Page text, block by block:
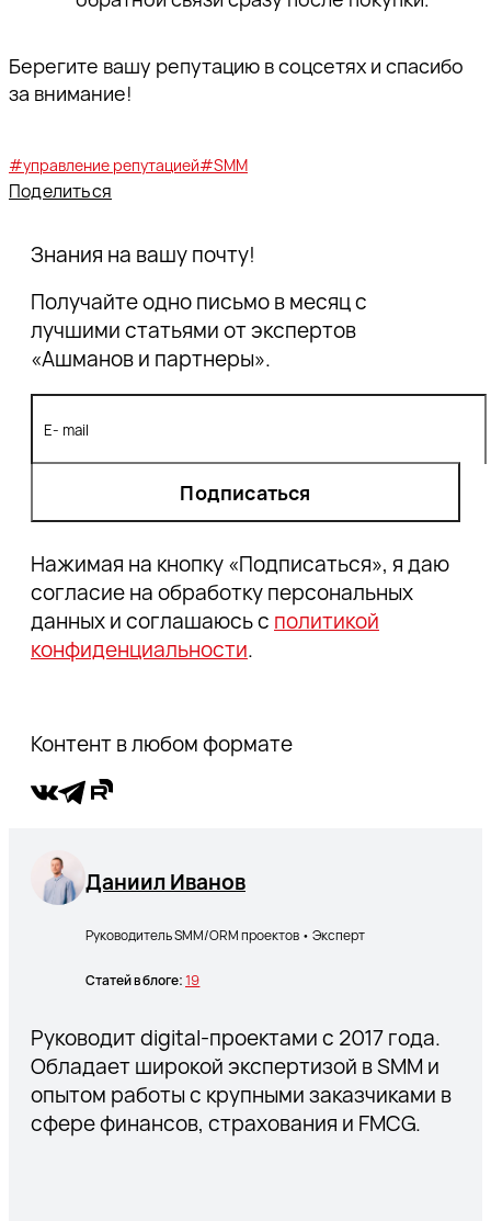
Берегите вашу репутацию в соцсетях и спасибо
за внимание!
#управление репутацией#SMM
Поделиться
Знания на вашу почту!
Получайте одно письмо в месяц с
лучшими статьями от экспертов
«Ашманов и партнеры».
Подписаться
Нажимая на кнопку «Подписаться», я даю
согласие на обработку персональных
данных и соглашаюсь с политикой
конфиденциальности.
Контент в любом формате
Даниил Иванов
Руководитель SMM/ORM проектов • Эксперт
Статей в блоге: 19
Руководит digital-проектами с 2017 года.
Обладает широкой экспертизой в SMM и
опытом работы с крупными заказчиками в
сфере финансов, страхования и FMCG.